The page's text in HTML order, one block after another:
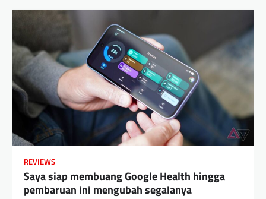
REVIEWS
Saya siap membuang Google Health hingga
pembaruan ini mengubah segalanya